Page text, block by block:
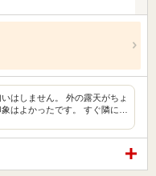
はしません。 外の露天がちょ
はよかったです。 すぐ隣に…